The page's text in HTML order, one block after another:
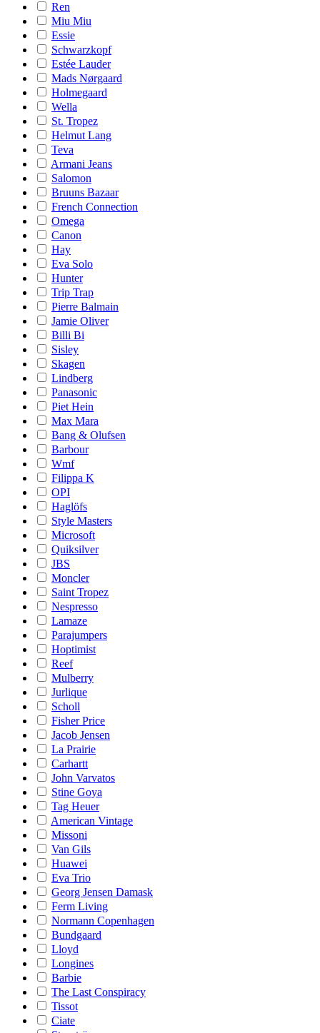
Ren
Miu Miu
Essie
Schwarzkopf
Estée Lauder
Mads Nørgaard
Holmegaard
Wella
St. Tropez
Helmut Lang
Teva
Armani Jeans
Salomon
Bruuns Bazaar
French Connection
Omega
Canon
Hay
Eva Solo
Hunter
Trip Trap
Pierre Balmain
Jamie Oliver
Billi Bi
Sisley
Skagen
Lindberg
Panasonic
Piet Hein
Max Mara
Bang & Olufsen
Barbour
Wmf
Filippa K
OPI
Haglöfs
Style Masters
Microsoft
Quiksilver
JBS
Moncler
Saint Tropez
Nespresso
Lamaze
Parajumpers
Hoptimist
Reef
Mulberry
Jurlique
Scholl
Fisher Price
Jacob Jensen
La Prairie
Carhartt
John Varvatos
Stine Goya
Tag Heuer
American Vintage
Missoni
Van Gils
Huawei
Eva Trio
Georg Jensen Damask
Ferm Living
Normann Copenhagen
Bundgaard
Lloyd
Longines
Barbie
The Last Conspiracy
Tissot
Ciate